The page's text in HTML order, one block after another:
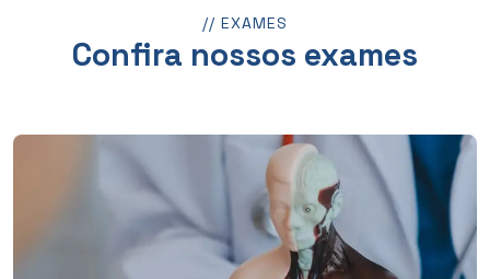
// EXAMES
Confira nossos exames